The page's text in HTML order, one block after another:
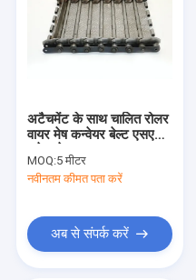
अटैचमेंट के साथ चालित रोलर
वायर मेष कन्वेयर बेल्ट एसएस
MOQ:5 मीटर
नवीनतम कीमत पता करें
अब से संपर्क करें